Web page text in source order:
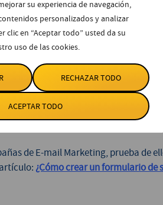
su experiencia de navegación,
personalizados y analizar
clic en “Aceptar todo” usted da su
uso de las cookies.
RECHAZAR TODO
ACEPTAR TODO
acogida por parte de los
los envíos futuros y conseguir una
DE E-
de E-mail Marketing, prueba de
¿Cómo crear un formulario de